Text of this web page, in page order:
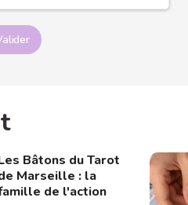
Bâtons du Tarot
Marseille : la
de l'action